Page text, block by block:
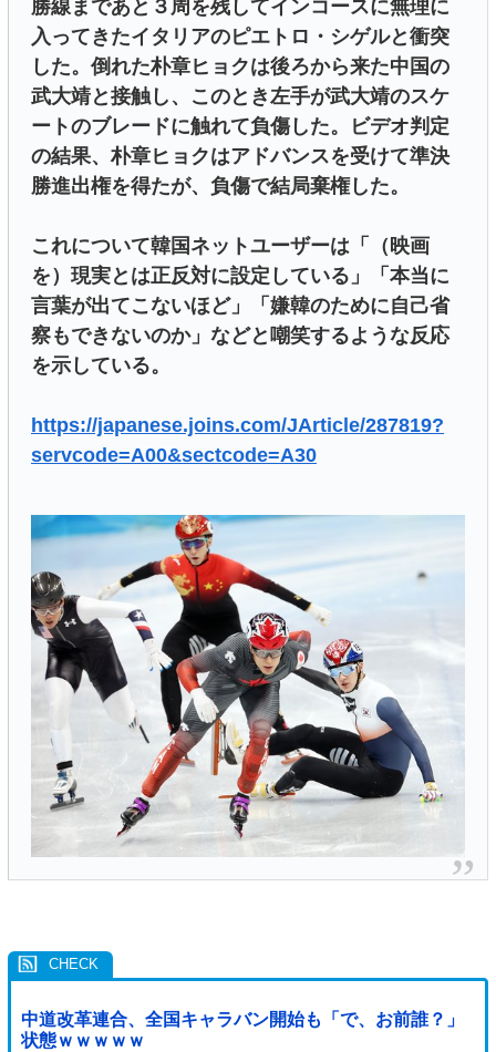
勝線まであと３周を残してインコースに無理に
入ってきたイタリアのピエトロ・シゲルと衝突
した。倒れた朴章ヒョクは後ろから来た中国の
武大靖と接触し、このとき左手が武大靖のスケ
ートのブレードに触れて負傷した。ビデオ判定
の結果、朴章ヒョクはアドバンスを受けて準決
勝進出権を得たが、負傷で結局棄権した。
これについて韓国ネットユーザーは「（映画
を）現実とは正反対に設定している」「本当に
言葉が出てこないほど」「嫌韓のために自己省
察もできないのか」などと嘲笑するような反応
を示している。
https://japanese.joins.com/JArticle/287819?
servcode=A00&sectcode=A30
中道改革連合、全国キャラバン開始も「で、お前誰？」
状態ｗｗｗｗｗ